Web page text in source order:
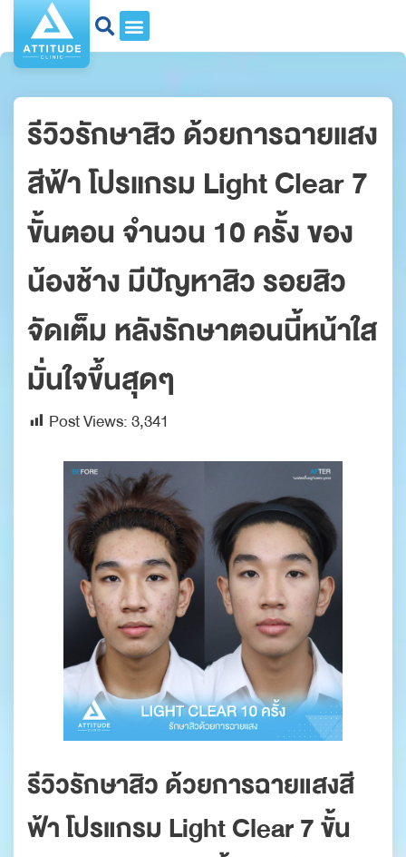
รีวิวรักษาสิว ด้วยการฉายแสง
สีฟ้า โปรแกรม Light Clear 7
ขั้นตอน จำนวน 10 ครั้ง ของ
น้องช้าง มีปัญหาสิว รอยสิว
จัดเต็ม หลังรักษาตอนนี้หน้าใส
มั่นใจขึ้นสุดๆ
Post Views:3,341
รีวิวรักษาสิว ด้วยการฉายแสงสี
ฟ้า โปรแกรม Light Clear 7 ขั้น